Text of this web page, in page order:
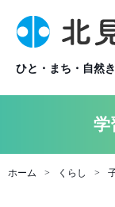
ひと・まち・自然
学
ホーム くらし